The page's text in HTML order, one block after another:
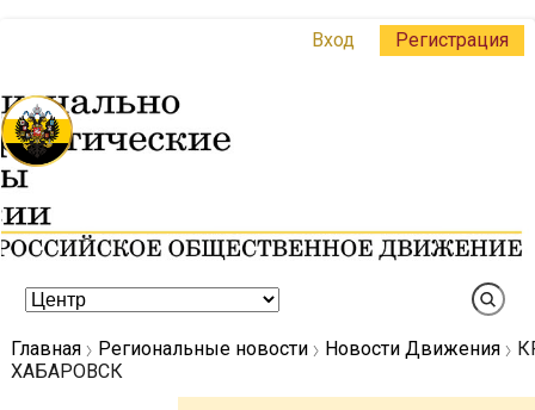
Вход Регистрация
Главная Региональные новости Новости Движения
ХАБАРОВСК